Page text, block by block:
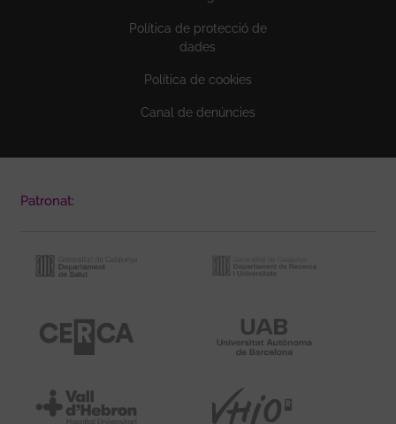
Política de protecció de
dades
Política de cookies
Canal de denúncies
Patronat: